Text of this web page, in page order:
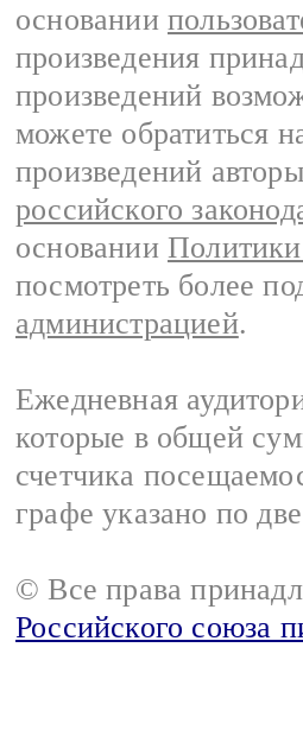
основании
произведения
произведений
можете обратиться
произведений
российского
основании
посмотреть более
администрацией.
Ежедневная
которые в общей
счетчика
графе указано по
© Все права
Российского союза